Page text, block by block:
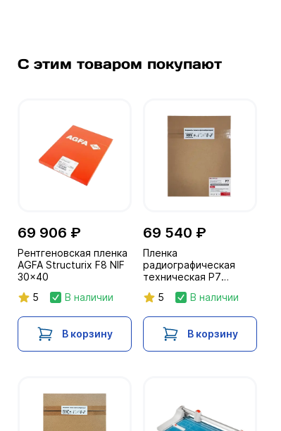
С этим товаром покупают
69 906 ₽
Рентгеновская пленка
AGFA Structurix F8 NIF
30x40
5
В наличии
В корзину
69 540 ₽
Пленка
радиографическая
техническая Р7
5 В наличии
В корзину